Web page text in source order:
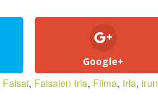
Google+
Faisai, Faisaien Irla, Filma, Irla, irun